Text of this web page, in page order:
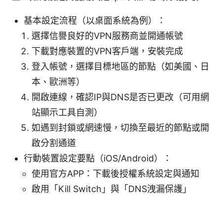
基本設定流程（以桌面系統為例）：
選擇信譽良好的VPN服務商並開通帳號
下載對應裝置的VPN客戶端，安裝完成
登入帳號，選擇目標地區的節點（如美國、日
本、歐洲等）
開啟連線，確認IP與DNS是否已更改（可用網
站顯示工具自測）
如遇到封鎖或網速慢，切換至最近的節點或開
啟分割通道
行動裝置設定要點（iOS/Android）：
使用官方APP：下載後授權系統設定與通知
啟用「Kill Switch」與「DNS洩漏保護」